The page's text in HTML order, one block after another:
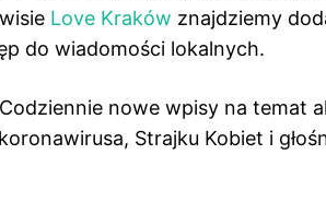
Love Kraków znajdziemy
do wiadomości lokalnych.
nowe wpisy na temat
Strajku Kobiet i